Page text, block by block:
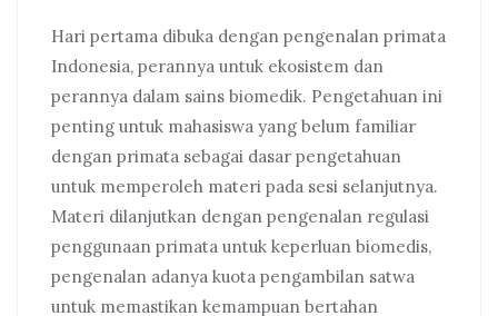
Hari pertama dibuka dengan pengenalan primata
Indonesia, perannya untuk ekosistem dan
perannya dalam sains biomedik. Pengetahuan ini
penting untuk mahasiswa yang belum familiar
dengan primata sebagai dasar pengetahuan
untuk memperoleh materi pada sesi selanjutnya.
Materi dilanjutkan dengan pengenalan regulasi
penggunaan primata untuk keperluan biomedis,
pengenalan adanya kuota pengambilan satwa
untuk memastikan kemampuan bertahan